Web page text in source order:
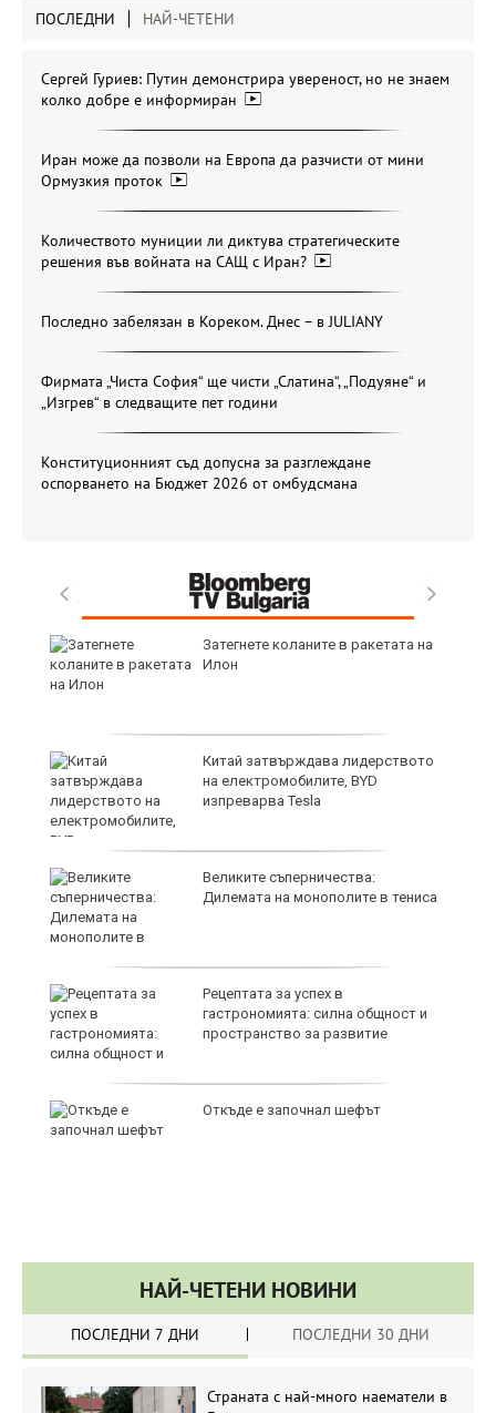
ПОСЛЕДНИ НАЙ-ЧЕТЕНИ
Сергей Гуриев: Путин демонстрира увереност, но не знаем
колко добре е информиран
Иран може да позволи на Европа да разчисти от мини
Ормузкия проток
Количеството муниции ли диктува стратегическите
решения във войната на САЩ с Иран?
Последно забелязан в Кореком. Днес – в JULIANY
Фирмата „Чиста София“ ще чисти „Слатина“, „Подуяне“ и
„Изгрев“ в следващите пет години
Конституционният съд допусна за разглеждане
оспорването на Бюджет 2026 от омбудсмана
Затегнете коланите в ракетата на
Илон
Китай затвърждава лидерството
на електромобилите, BYD
изпреварва Tesla
Великите съперничества:
Дилемата на монополите в тениса
Рецептата за успех в
гастрономията: силна общност и
пространство за развитие
Откъде е започнал шефът
НАЙ-ЧЕТЕНИ НОВИНИ
ПОСЛЕДНИ 7 ДНИ ПОСЛЕДНИ 30 ДНИ
Страната с най-много наематели в